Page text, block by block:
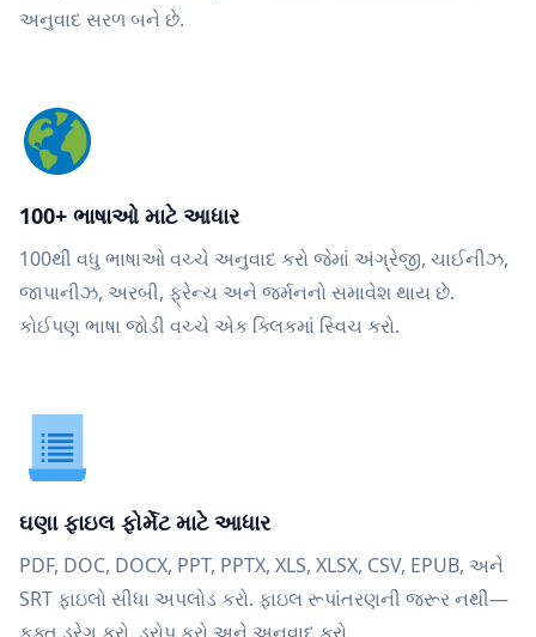
અનુવાદ સરળ બને છે.
100+ ભાષાઓ માટે આધાર
100થી વધુ ભાષાઓ વચ્ચે અનુવાદ કરો જેમાં અંગ્રેજી, ચાઈનીઝ,
જાપાનીઝ, અરબી, ફ્રેન્ચ અને જર્મનનો સમાવેશ થાય છે.
કોઈપણ ભાષા જોડી વચ્ચે એક ક્લિકમાં સ્વિચ કરો.
ઘણા ફાઇલ ફોર્મેટ માટે આધાર
PDF, DOC, DOCX, PPT, PPTX, XLS, XLSX, CSV, EPUB, અને
SRT ફાઇલો સીધા અપલોડ કરો. ફાઇલ રૂપાંતરણની જરૂર નથી—